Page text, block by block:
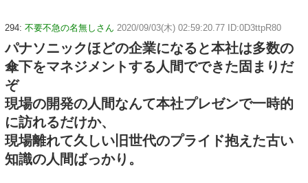
294: 不要不急の名無しさん 2020/09/03(木) 02:59:20.77 ID:0D3ttpR80
パナソニックほどの企業になると本社は多数の
傘下をマネジメントする人間でできた固まりだ
ぞ
現場の開発の人間なんて本社プレゼンで一時的
に訪れるだけか、
現場離れて久しい旧世代のプライド抱えた古い
知識の人間ばっかり。